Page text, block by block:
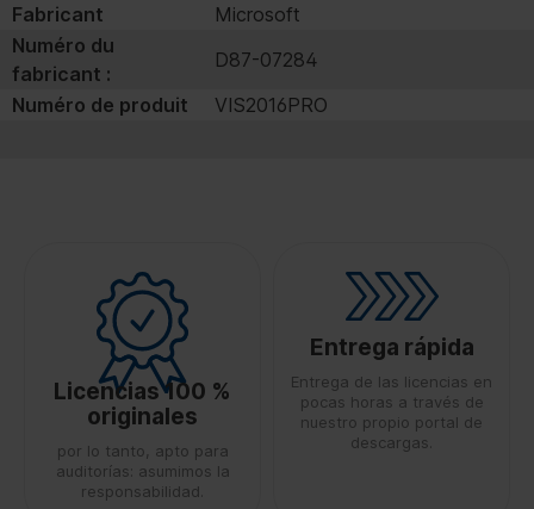
Fabricant
Microsoft
Numéro du
fabricant :
D87-07284
Numéro de produit
VIS2016PRO
Licencias 100 %
originales
por lo tanto, apto para
auditorías: asumimos la
responsabilidad.
Entrega rápida
Entrega de las licencias en
pocas horas a través de
nuestro propio portal de
descargas.